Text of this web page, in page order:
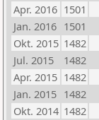
Apr. 2016 1501
Jan. 2016 1501
Okt. 2015 1482
Jul. 2015
1482
Apr. 2015 1482
Jan. 2015 1482
Okt. 2014 1482